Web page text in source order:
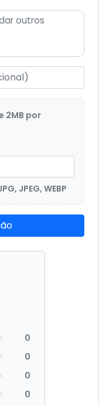
2MB por
JPEG, WEBP
0
0
0
0